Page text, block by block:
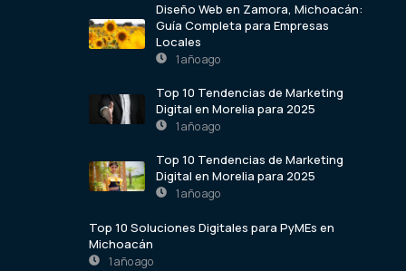
Diseño Web en Zamora, Michoacán:
Guía Completa para Empresas
Locales
1 año ago
Top 10 Tendencias de Marketing
Digital en Morelia para 2025
1 año ago
Top 10 Tendencias de Marketing
Digital en Morelia para 2025
1 año ago
Top 10 Soluciones Digitales para PyMEs en
Michoacán
1 año ago